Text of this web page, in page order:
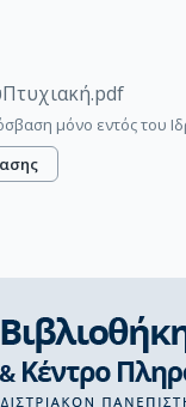
μόνο εντός του